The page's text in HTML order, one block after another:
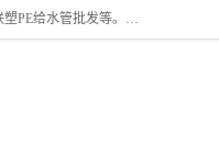
深圳市宝安区沙井街道浩丰胶管商行主营产品：联塑批发、联塑管批发、联塑总代理、联塑总经销、联塑HDPE波纹管批发、联塑PE给水管批发等。凭借服务以及多年的勤奋拼搏，发展成为一家销售各种管材管件，绝缘电工套管及配件等系列产品的贸易公司。公司秉承“顾客至上，锐意进取”的经营理念，坚持“客户至上”原则为广大客户提供的服务。欢迎惠顾！